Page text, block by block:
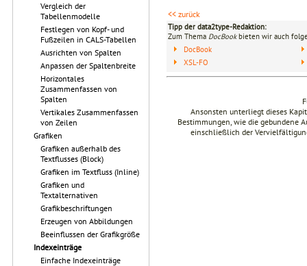
Vergleich der
Tabellenmodelle
Festlegen von Kopf- und
Fußzeilen in CALS-Tabellen
Ausrichten von Spalten
Anpassen der Spaltenbreite
Horizontales
Zusammenfassen von
Spalten
Vertikales Zusammenfassen
von Zeilen
Grafiken
Grafiken außerhalb des
Textflusses (Block)
Grafiken im Textfluss (Inline)
Grafiken und
Textalternativen
Grafikbeschriftungen
Erzeugen von Abbildungen
Beeinflussen der Grafikgröße
Indexeinträge
Einfache Indexeinträge
<< zurück
Tipp der data2type-Redaktion:
Zum Thema DocBookbieten wir auch
DocBook
XSL-FO
Ansonsten unterliegt dieses
Bestimmungen, wie die gebundene
einschließlich der